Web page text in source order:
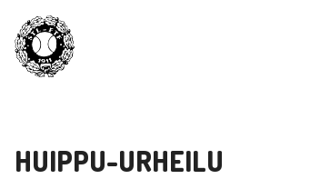
HUIPPU-URHEILU